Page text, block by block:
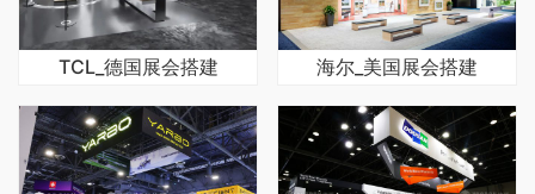
TCL_德国展会搭建 海尔_美国展会搭建